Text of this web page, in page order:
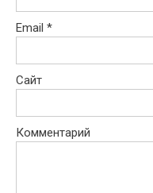
Email *
Сайт
Комментарий